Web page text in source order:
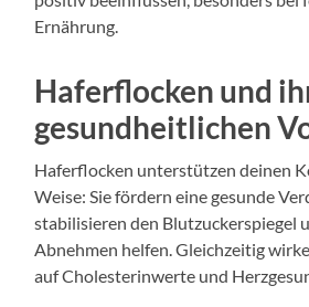
Ernährung.
Haferflocken und
gesundheitlichen
Haferflocken unterstützen deinen
Weise: Sie fördern eine gesunde
stabilisieren den Blutzuckerspiegel
Abnehmen helfen. Gleichzeitig
auf Cholesterinwerte und